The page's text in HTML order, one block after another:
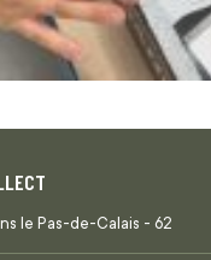
le Pas-de-Calais - 62